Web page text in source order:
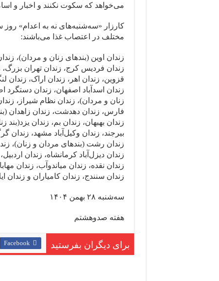
می‌خواهد که سکوت نکنند و اخبار و
مختلف در اعتصاب غذا می‌باشند:
زندان فردیس کرج، زندان تهران بزرگ،
قزوین، زندان اهر، زندان اراک، زندان
زندان اسدآباد اصفهان، زندان دستگرد
زنان و مردان)، زندان نظام شیراز،
فارس، زندان دهدشت، زندان زاهدان
زندان بهبهان، زندان بم، زندان
بیرجند، زندان وکیل‌آباد مشهد، زندان
زندان رشت (بندهای مردان و زنان)،
زندان دیزل‌آباد کرمانشاه، زندان
زندان نقده، زندان میاندوآب، زندان
زندان سنندج، زندان کامیاران و زندان
سه‌شنبه ۲۸ بهمن ۱۴۰۴
هفته صدوهشتم
برای دیگران بفرستید Facebook